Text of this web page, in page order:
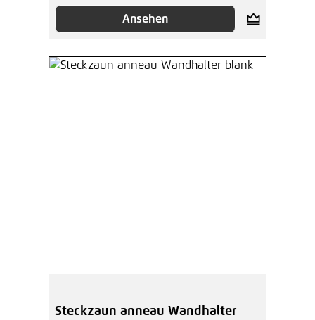
Ansehen
Steckzaun anneau Wandhalter